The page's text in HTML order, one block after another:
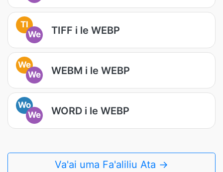
TI
We
TIFF i le WEBP
We
We
WEBM i le WEBP
Wo
We
WORD i le WEBP
Va'ai uma Fa'aliliu Ata →